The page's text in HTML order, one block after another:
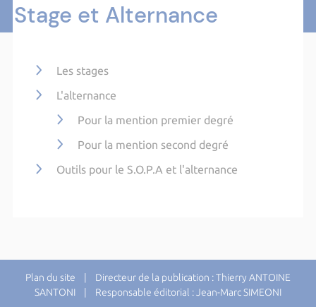
Stage et Alternance
Les stages
L'alternance
Pour la mention premier degré
Pour la mention second degré
Outils pour le S.O.P.A et l'alternance
Plan du site | Directeur de la publication : Thierry ANTOINE
SANTONI | Responsable éditorial : Jean-Marc SIMEONI